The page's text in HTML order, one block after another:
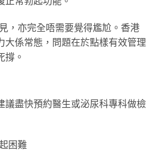
，亦完全唔需要覺得尷尬。香港
大係常態，問題在於點樣有效管理
撐。
議盡快預約醫生或泌尿科專科做檢
困難